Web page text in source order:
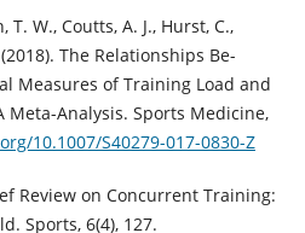
T. W., Coutts, A. J., Hurst, C.,
The Relationships Be-
Measures of Training Load and
Meta-Analysis. Sports Medicine,
10.1007/S40279-017-0830-Z
Review on Concurrent Training:
Sports, 6(4), 127.